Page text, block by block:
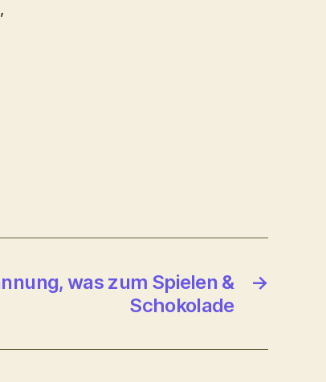
→
was zum Spielen &
Schokolade